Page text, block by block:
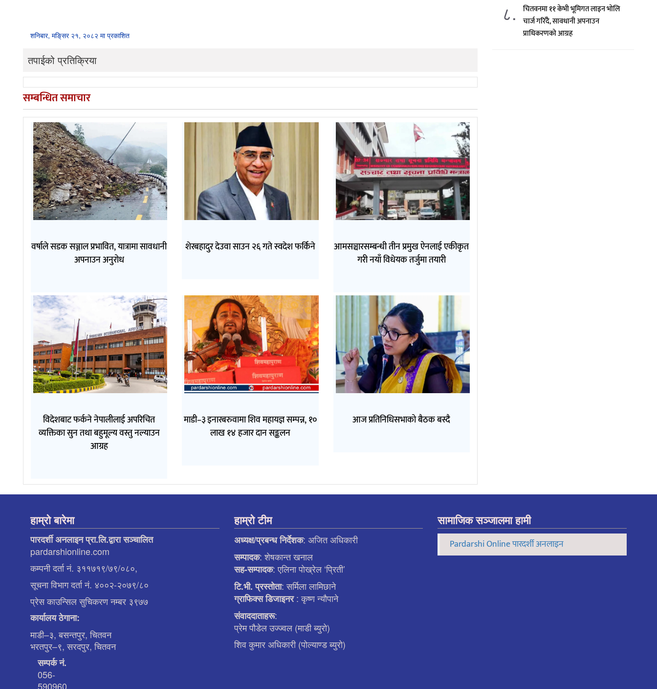
शनिबार, मङि्सर २१, २०८२ मा प्रकाशित
तपाईको प्रतिक्रिया
सम्बन्धित समाचार
वर्षाले सडक सञ्जाल प्रभावित, यात्रामा सावधानी
अपनाउन अनुरोध
शेरबहादुर देउवा साउन २६ गते स्वदेश फर्किने
आमसञ्चारसम्बन्धी तीन प्रमुख ऐनलाई एकीकृत
गरी नयाँ विधेयक तर्जुमा तयारी
विदेशबाट फर्कने नेपालीलाई अपरिचित
व्यक्तिका सुन तथा बहुमूल्य वस्तु नल्याउन
आग्रह
माडी–३ इनारबरुवामा शिव महायज्ञ सम्पन्न, १०
लाख १४ हजार दान सङ्कलन
आज प्रतिनिधिसभाको बैठक बस्दै
८.
चितवनमा ११ केभी भूमिगत लाइन भोलि
चार्ज गरिँदै, सावधानी अपनाउन
प्राधिकरणको आग्रह
हाम्रो बारेमा
पारदर्शी अनलाइन प्रा.लि.द्वारा सञ्चालित
pardarshionline.com
कम्पनी दर्ता नं. ३११७१९/७९/०८०,
सूचना विभाग दर्ता नं. ४००२-२०७९/८०
प्रेस काउन्सिल सुचिकरण नम्बर ३९७७
कार्यालय ठेगाना:
माडी–३, बसन्तपुर, चितवन
भरतपुर–९, सरदपुर, चितवन
सम्पर्क नं.
056-
590960,
हाम्रो टीम
अध्यक्ष/प्रबन्ध निर्देशक: अजित अधिकारी
सम्पादक: शेषकान्त खनाल
सह-सम्पादक: एलिना पाेख्रेल ‘प्रिती’
टि.भी. प्रस्ताेता: सर्मिला लामिछाने
ग्राफिक्स डिजाइनर: कृष्ण न्याैपाने
संवाददाताहरू:
प्रेम पौडेल उज्ज्वल (माडी ब्युरो)
शिव कुमार अधिकारी (पोल्याण्ड ब्युरो)
सामाजिक सञ्जालमा हामी
Pardarshi Online पारदर्शी अनलाइन